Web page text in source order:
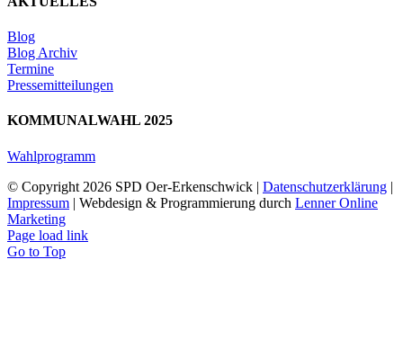
Blog
Blog Archiv
Termine
Pressemitteilungen
KOMMUNALWAHL 2025
Wahlprogramm
© Copyright 2026 SPD Oer-Erkenschwick | Datenschutzerklärung |
Impressum | Webdesign & Programmierung durch Lenner Online
Marketing
Page load link
Go to Top